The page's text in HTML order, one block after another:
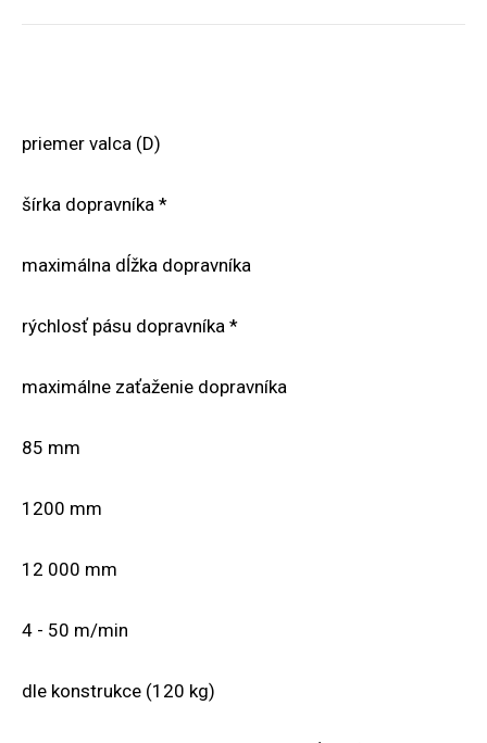
priemer valca (D)
šírka dopravníka *
maximálna dĺžka dopravníka
rýchlosť pásu dopravníka *
maximálne zaťaženie dopravníka
85 mm
1200 mm
12 000 mm
4 - 50 m/min
dle konstrukce (120 kg)